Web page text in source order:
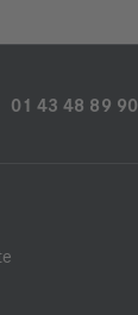
01 43 48 89 90